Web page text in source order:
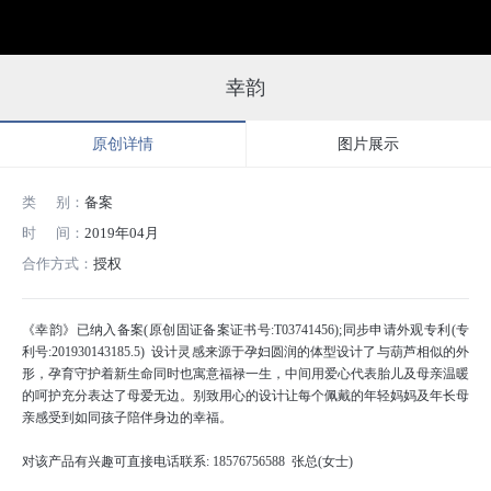
幸韵
原创详情 图片展示
类 别： 备案
时 间： 2019年04月
合作方式： 授权
《幸韵》已纳入备案(原创固证备案证书号:T03741456);同步申请外观专利(专
利号:201930143185.5) 设计灵感来源于孕妇圆润的体型设计了与葫芦相似的外
形，孕育守护着新生命同时也寓意福禄一生，中间用爱心代表胎儿及母亲温暖
的呵护充分表达了母爱无边。别致用心的设计让每个佩戴的年轻妈妈及年长母
亲感受到如同孩子陪伴身边的幸福。
对该产品有兴趣可直接电话联系: 18576756588 张总(女士)